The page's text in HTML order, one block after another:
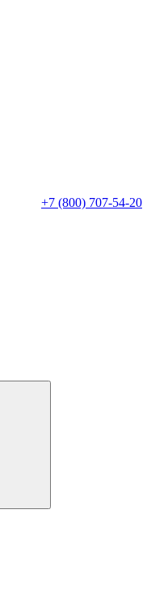
+7 (800) 707-54-20